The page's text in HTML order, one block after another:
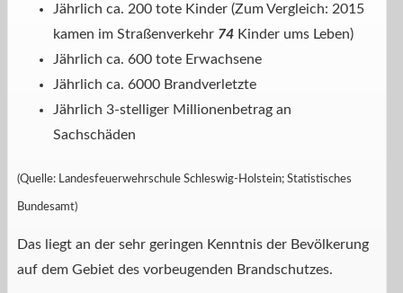
Jährlich ca. 200 tote Kinder (Zum Vergleich: 2015
kamen im Straßenverkehr 74 Kinder ums Leben)
Jährlich ca. 600 tote Erwachsene
Jährlich ca. 6000 Brandverletzte
Jährlich 3-stelliger Millionenbetrag an
Sachschäden
(Quelle: Landesfeuerwehrschule Schleswig-Holstein; Statistisches
Bundesamt)
Das liegt an der sehr geringen Kenntnis der Bevölkerung
auf dem Gebiet des vorbeugenden Brandschutzes.